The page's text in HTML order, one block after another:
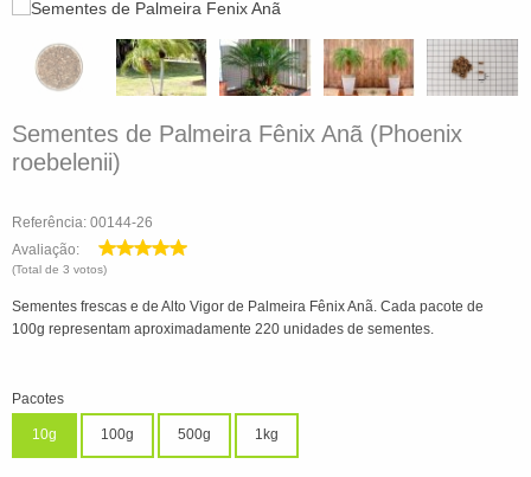
Sementes de Palmeira Fênix Anã (Phoenix
roebelenii)
Referência: 00144-26
Avaliação:
(Total de 3 votos)
Sementes frescas e de Alto Vigor de Palmeira Fênix Anã. Cada pacote de
100g representam aproximadamente 220 unidades de sementes.
Pacotes
10g 100g 500g 1kg